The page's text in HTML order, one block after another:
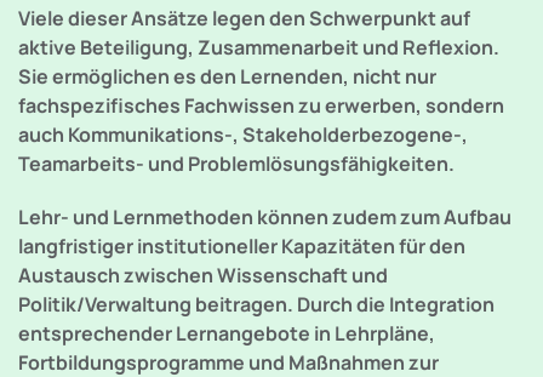
Viele dieser Ansätze legen den Schwerpunkt auf
aktive Beteiligung, Zusammenarbeit und Reflexion.
Sie ermöglichen es den Lernenden, nicht nur
fachspezifisches Fachwissen zu erwerben, sondern
auch Kommunikations-, Stakeholderbezogene-,
Teamarbeits- und Problemlösungsfähigkeiten.
Lehr- und Lernmethoden können zudem zum Aufbau
langfristiger institutioneller Kapazitäten für den
Austausch zwischen Wissenschaft und
Politik/Verwaltung beitragen. Durch die Integration
entsprechender Lernangebote in Lehrpläne,
Fortbildungsprogramme und Maßnahmen zur